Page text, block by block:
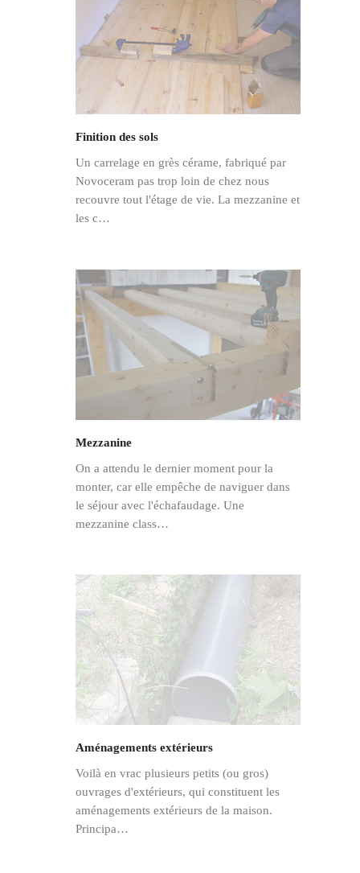
Finition des sols
Un carrelage en grès cérame, fabriqué par
Novoceram pas trop loin de chez nous
recouvre tout l'étage de vie. La mezzanine et
les c…
Mezzanine
On a attendu le dernier moment pour la
monter, car elle empêche de naviguer dans
le séjour avec l'échafaudage. Une
mezzanine class…
Aménagements extérieurs
Voilà en vrac plusieurs petits (ou gros)
ouvrages d'extérieurs, qui constituent les
aménagements extérieurs de la maison.
Principa…